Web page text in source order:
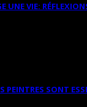
VIE:
PEINTRES SONT